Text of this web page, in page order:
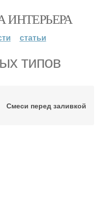
ИНТЕРЬЕРА
статьи
типов
Смеси перед заливкой